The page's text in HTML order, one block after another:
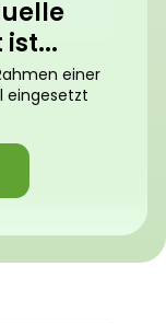
einer
eingesetzt